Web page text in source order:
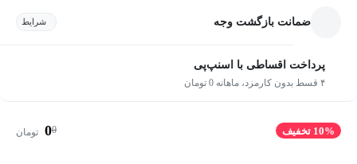
ضمانت بازگشت وجه شرایط
پرداخت اقساطی با اسنپ‌پی
۴ قسط بدون کارمزد، ماهانه 0 تومان
10% تخفیف 0
0 تومان